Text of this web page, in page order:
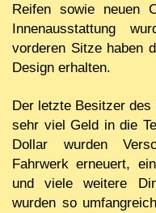
Reifen sowie neuen
Innenausstattung
vorderen Sitze haben
Design erhalten.
Der letzte Besitzer
sehr viel Geld in die
Dollar wurden
Fahrwerk erneuert,
und viele weitere
wurden so